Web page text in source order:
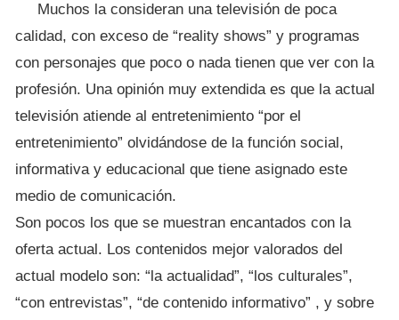
Muchos la consideran una televisión de poca
calidad, con exceso de “reality shows” y programas
con personajes que poco o nada tienen que ver con la
profesión. Una opinión muy extendida es que la actual
televisión atiende al entretenimiento “por el
entretenimiento” olvidándose de la función social,
informativa y educacional que tiene asignado este
medio de comunicación.
Son pocos los que se muestran encantados con la
oferta actual. Los contenidos mejor valorados del
actual modelo son: “la actualidad”, “los culturales”,
“con entrevistas”, “de contenido informativo” , y sobre